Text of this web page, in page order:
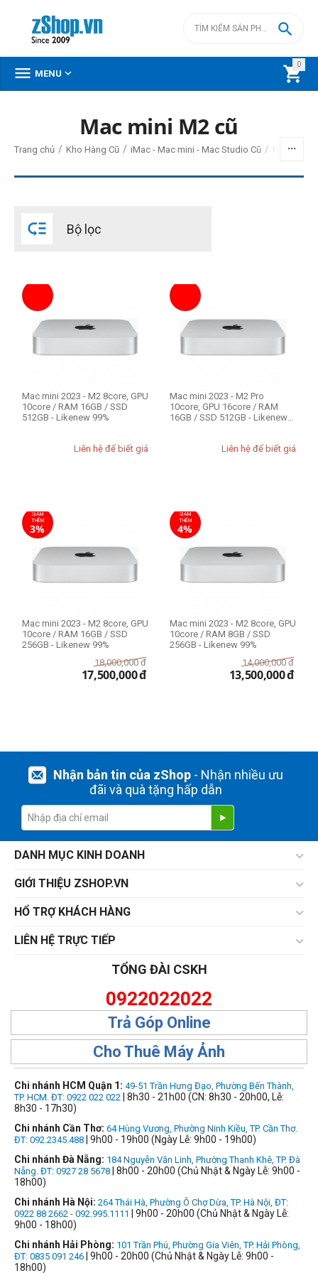
0


 MENU 
2023
CPU Mac
Apple M2 8-core
RAM Mac
256GB
Mac mini M2 cũ
Trang chủ / Kho Hàng Cũ / iMac - Mac mini - Mac Studio Cũ / Mac mini
 Bộ lọc
Mac mini 2023 - M2 8core, GPU
10core / RAM 16GB / SSD
512GB - Likenew 99%
Liên hệ để biết giá
Mac mini 2023 - M2 Pro
10core, GPU 16core / RAM
16GB / SSD 512GB - Likenew
Liên hệ để biết giá
GIẢM
THÊM
3%
Mac mini 2023 - M2 8core, GPU
10core / RAM 16GB / SSD
256GB - Likenew 99%
18,000,000 đ
17,500,000đ
GIẢM
THÊM
4%
Mac mini 2023 - M2 8core, GPU
10core / RAM 8GB / SSD
256GB - Likenew 99%
14,000,000 đ
13,500,000đ
Nhận bản tin của zShop- Nhận nhiều ưu
đãi và quà tặng hấp dẫn
DANH MỤC KINH DOANH
GIỚI THIỆU ZSHOP.VN
HỔ TRỢ KHÁCH HÀNG
LIÊN HỆ TRỰC TIẾP
TỔNG ĐÀI CSKH
0922022022
Trả Góp Online
Cho Thuê Máy Ảnh
Chi nhánh HCM Quận 1: 49-51 Trần Hưng Đạo, Phường Bến Thành,
TP. HCM. ĐT: 0922 022 022 | 8h30 - 21h00 (CN: 8h30 - 20h00, Lễ:
8h30 - 17h30)
Chi nhánh Cần Thơ: 64 Hùng Vương, Phường Ninh Kiều, TP. Cần Thơ.
ĐT: 092.2345.488 | 9h00 - 19h00 (Ngày Lễ: 9h00 - 19h00)
Chi nhánh Đà Nẵng: 184 Nguyễn Văn Linh, Phường Thanh Khê, TP. Đà
Nẵng. ĐT: 0927 28 5678 | 8h00 - 20h00 (Chủ Nhật & Ngày Lễ: 9h00 -
18h00)
Chi nhánh Hà Nội: 264 Thái Hà, Phường Ô Chợ Dừa, TP. Hà Nội, ĐT:
0922 88 2662 - 092.995.1111
| 9h00 - 20h00 (Chủ Nhật & Ngày Lễ:
9h00 - 18h00)
Chi nhánh Hải Phòng: 101 Trần Phú, Phường Gia Viên, TP. Hải Phòng,
ĐT: 0835 091 246 | 9h00 - 20h00 (Chủ Nhật & Ngày Lễ: 9h00 -
18h00)